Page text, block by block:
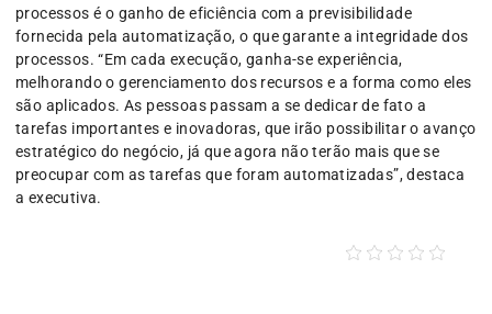
processos é o ganho de eficiência com a previsibilidade
fornecida pela automatização, o que garante a integridade dos
processos. “Em cada execução, ganha-se experiência,
melhorando o gerenciamento dos recursos e a forma como eles
são aplicados. As pessoas passam a se dedicar de fato a
tarefas importantes e inovadoras, que irão possibilitar o avanço
estratégico do negócio, já que agora não terão mais que se
preocupar com as tarefas que foram automatizadas”, destaca
a executiva.